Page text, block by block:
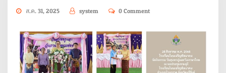
ส.ค. 31, 2025 system 0 Comment